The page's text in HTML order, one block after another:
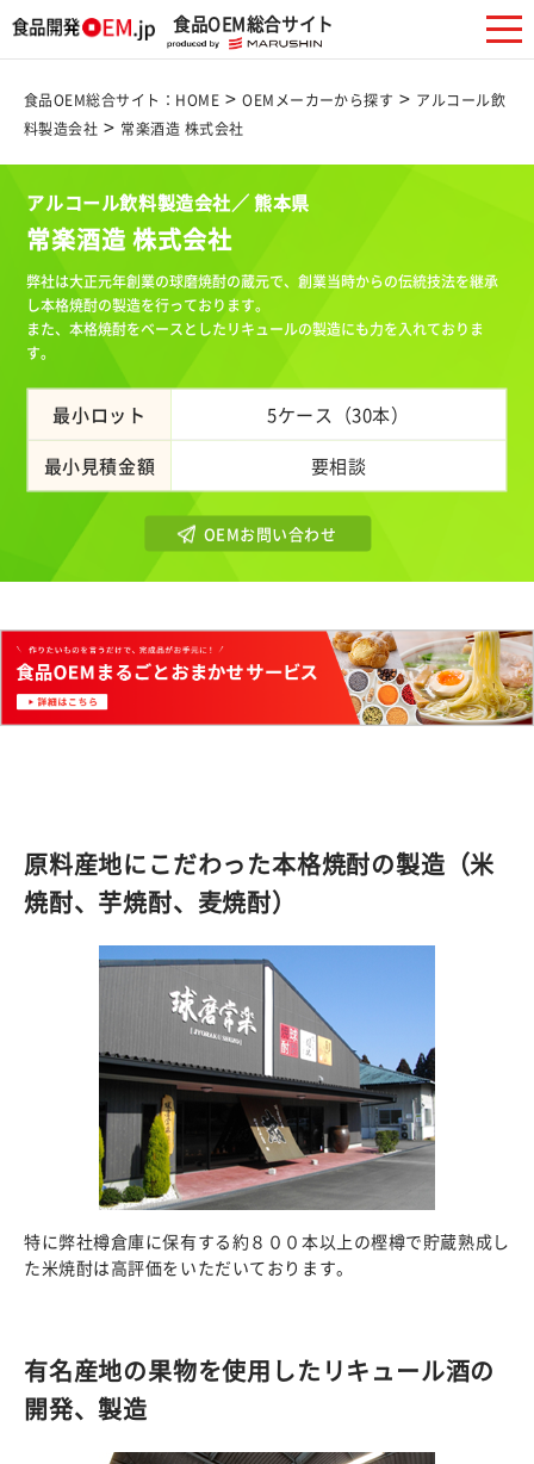
食品OEM総合サイト
食品OEM総合サイト：HOME >OEMメーカーから探す > アルコール飲
料製造会社 > 常楽酒造 株式会社
アルコール飲料製造会社／ 熊本県
常楽酒造 株式会社
弊社は大正元年創業の球磨焼酎の蔵元で、創業当時からの伝統技法を継承
し本格焼酎の製造を行っております。
また、本格焼酎をベースとしたリキュールの製造にも力を入れておりま
す。
最小ロット
5ケース（30本）
最小見積金額
要相談
OEMお問い合わせ
原料産地にこだわった本格焼酎の製造（米
焼酎、芋焼酎、麦焼酎）
特に弊社樽倉庫に保有する約８００本以上の樫樽で貯蔵熟成し
た米焼酎は高評価をいただいております。
有名産地の果物を使用したリキュール酒の
開発、製造